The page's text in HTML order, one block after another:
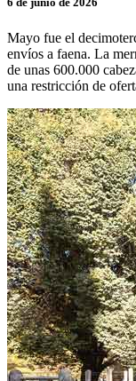
Mayo fue el
envíos a faena. La
de unas 600.000
una restricción de